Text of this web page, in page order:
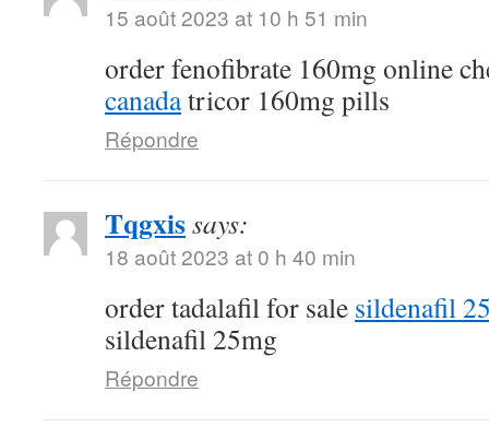
15 août 2023 at 10 h 51 min
order fenofibrate 160mg online
canadatricor 160mg pills
Répondre
Tqgxissays:
18 août 2023 at 0 h 40 min
order tadalafil for sale sildenafil
sildenafil 25mg
Répondre